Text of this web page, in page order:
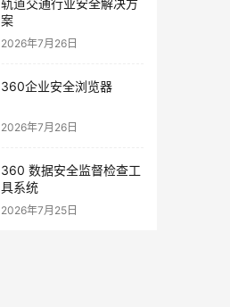
案
2026年7月26日
360企业安全浏览器
2026年7月26日
360 数据安全监督检查工
具系统
2026年7月25日